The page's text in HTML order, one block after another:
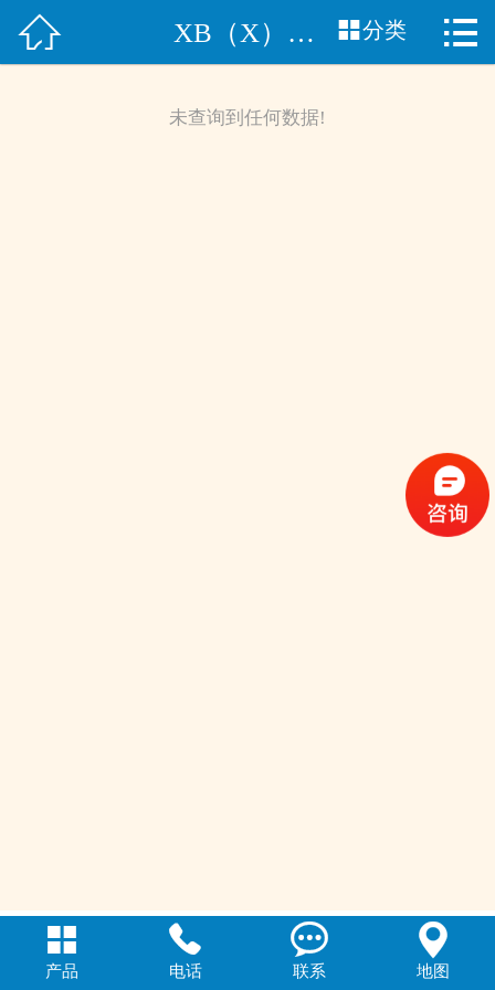
 网站首页
 XB（X）A板框式污泥压滤机 分类 
未查询到任何数据!

产品

电话

联系

地图